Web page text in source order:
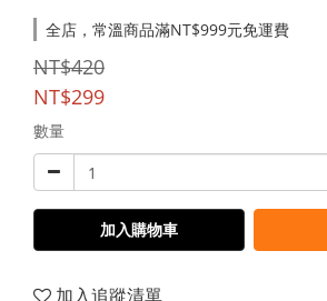
全店，常溫商品滿NT$999元免運費
NT$420
NT$299
數量
加入購物車
加入追蹤清單